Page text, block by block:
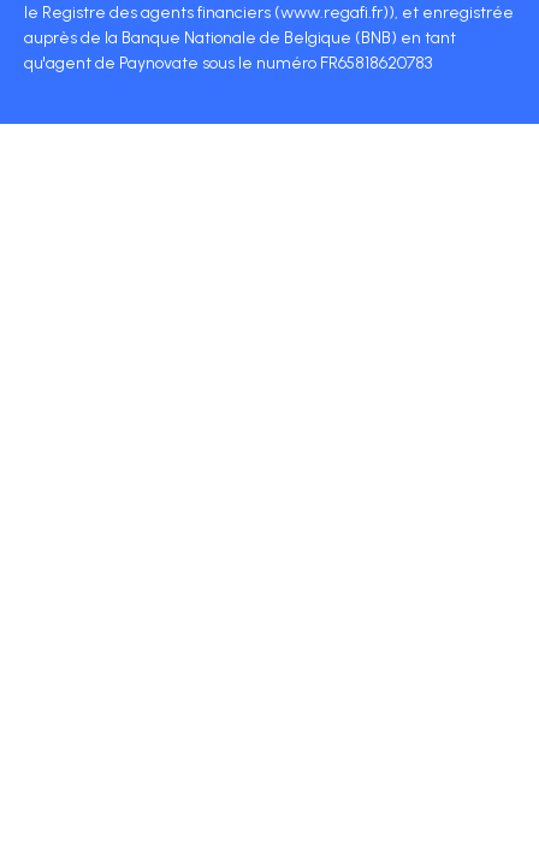
le Registre des agents financiers (www.regafi.fr)), et enregistrée
auprès de la Banque Nationale de Belgique (BNB) en tant
qu'agent de Paynovate sous le numéro FR65818620783